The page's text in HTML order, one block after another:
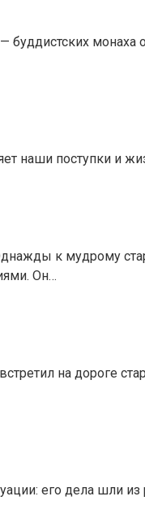
наши поступки и
к мудрому
Он…
на дороге
его дела шли